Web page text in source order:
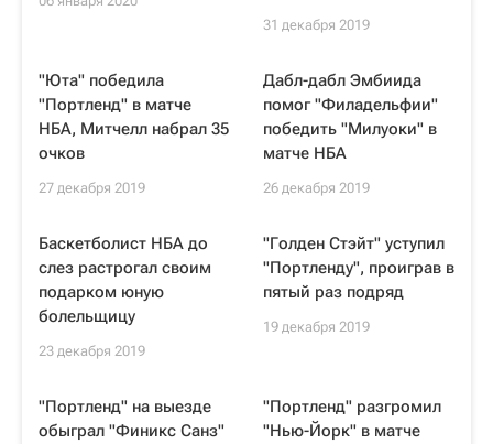
31 декабря 2019
"Юта" победила
"Портленд" в матче
НБА, Митчелл набрал 35
очков
27 декабря 2019
Дабл-дабл Эмбиида
помог "Филадельфии"
победить "Милуоки" в
матче НБА
26 декабря 2019
Баскетболист НБА до
слез растрогал своим
подарком юную
болельщицу
23 декабря 2019
"Голден Стэйт" уступил
"Портленду", проиграв в
пятый раз подряд
19 декабря 2019
"Портленд" на выезде
обыграл "Финикс Санз"
"Портленд" разгромил
"Нью-Йорк" в матче